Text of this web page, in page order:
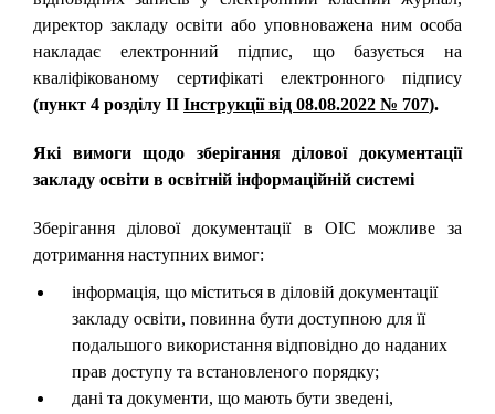
директор закладу освіти або уповноважена ним особа
накладає електронний підпис, що базується на
кваліфікованому сертифікаті електронного підпису
(пункт 4 розділу ІІ Інструкції від 08.08.2022 № 707).
Які вимоги щодо зберігання ділової документації
закладу освіти в освітній інформаційній системі
Зберігання ділової документації в ОІС можливе за
дотримання наступних вимог:
інформація, що міститься в діловій документації
закладу освіти, повинна бути доступною для її
подальшого використання відповідно до наданих
прав доступу та встановленого порядку;
дані та документи, що мають бути зведені,